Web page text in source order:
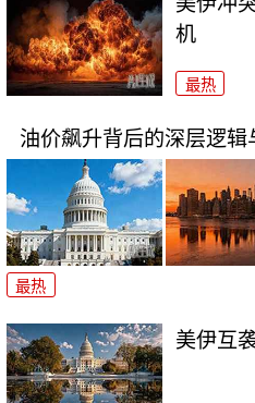
机
最热
油价飙升背后的深层逻辑
最热
美伊互